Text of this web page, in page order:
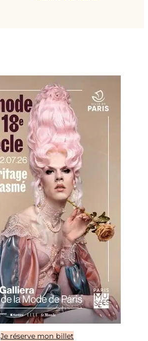
Je réserve mon billet